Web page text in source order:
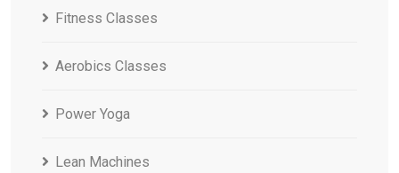
Fitness Classes
Aerobics Classes
Power Yoga
Lean Machines